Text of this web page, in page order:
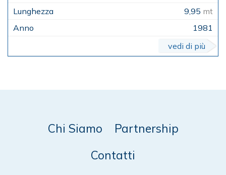
9,95 mt
1981
vedi di più
Chi Siamo
Partnership
Contatti